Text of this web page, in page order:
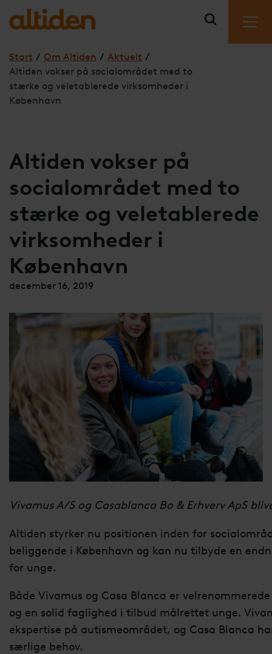
Start / Om Altiden / Aktuelt /
Altiden vokser på socialområdet med to
stærke og veletablerede virksomheder i
København
Altiden vokser på
socialområdet med to
stærke og veletablerede
virksomheder i
København
december 16, 2019
Vivamus A/S og Casablanca Bo & Erhverv ApS
Altiden styrker nu positionen inden for
beliggende i København og kan nu tilbyde en
for unge.
Både Vivamus og Casa Blanca er
og en solid faglighed i tilbud målrettet unge.
ekspertise på autismeområdet, og Casa Blanca
særlige behov.